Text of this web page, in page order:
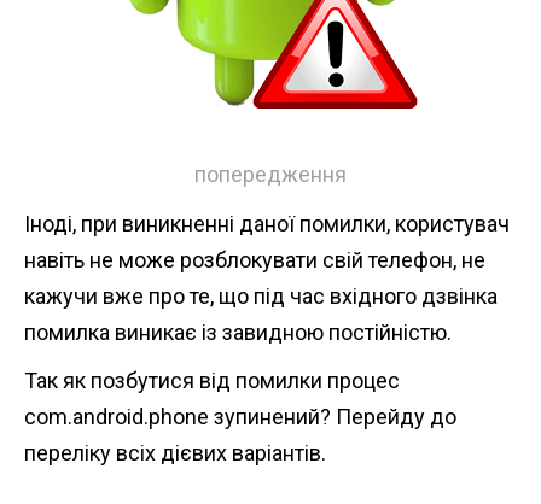
попередження
Іноді, при виникненні даної помилки, користувач
навіть не може розблокувати свій телефон, не
кажучи вже про те, що під час вхідного дзвінка
помилка виникає із завидною постійністю.
Так як позбутися від помилки процес
com.android.phone зупинений? Перейду до
переліку всіх дієвих варіантів.